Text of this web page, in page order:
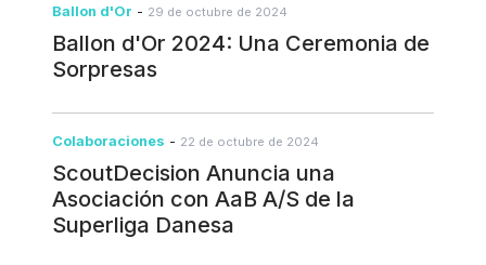
Ballon d'Or - 29 de octubre de 2024
Ballon d'Or 2024: Una Ceremonia de
Sorpresas
Colaboraciones - 22 de octubre de 2024
ScoutDecision Anuncia una
Asociación con AaB A/S de la
Superliga Danesa